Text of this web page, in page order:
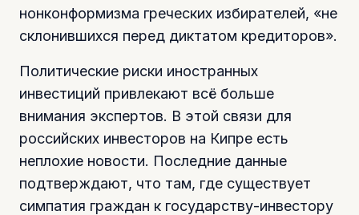
нонконформизма греческих избирателей, «не
склонившихся перед диктатом кредиторов».
Политические риски иностранных
инвестиций привлекают всё больше
внимания экспертов. В этой связи для
российских инвесторов на Кипре есть
неплохие новости. Последние данные
подтверждают, что там, где существует
симпатия граждан к государству-инвестору